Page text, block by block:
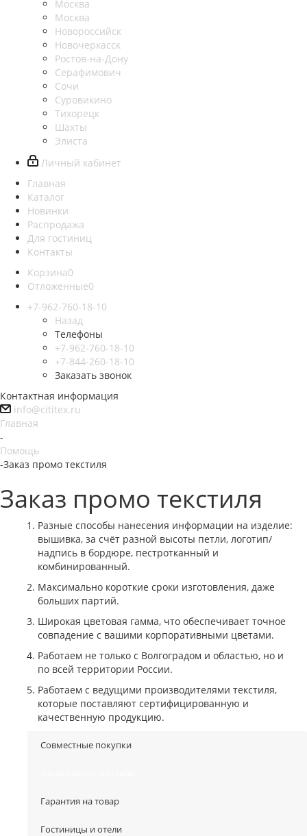
Москва
Москва
Новороссийск
Новочеркасск
Ростов-на-Дону
Серафимович
Сочи
Суровикино
Тихорецк
Шахты
Элиста
Личный кабинет
Главная
Каталог
Новинки
Распродажа
Для гостиниц
Контакты
Корзина0
Отложенные0
+7-962-760-18-10
Назад
Телефоны
+7-962-760-18-10
+7-844-260-18-10
Заказать звонок
Контактная информация
info@cititex.ru
Главная
-
Помощь
-Заказ промо текстиля
Заказ промо текстиля
Разные способы нанесения информации на изделие:
вышивка, за счёт разной высоты петли, логотип/
надпись в бордюре, пестротканный и
комбинированный.
Максимально короткие сроки изготовления, даже
больших партий.
Широкая цветовая гамма, что обеспечивает точное
совпадение с вашими корпоративными цветами.
Работаем не только с Волгоградом и областью, но и
по всей территории России.
Работаем с ведущими производителями текстиля,
которые поставляют сертифицированную и
качественную продукцию.
Совместные покупки
Гарантия на товар
Гостиницы и отели